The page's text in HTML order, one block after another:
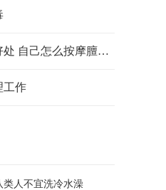
男性按摩膻中穴的好处 自己怎么按摩膻中穴
工作
类人不宜洗冷水澡